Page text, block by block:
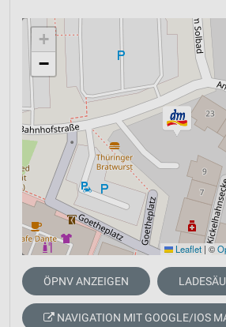
+
−
Leaflet | ©
ÖPNV ANZEIGEN
NAVIGATION MIT GOOGLE/IOS